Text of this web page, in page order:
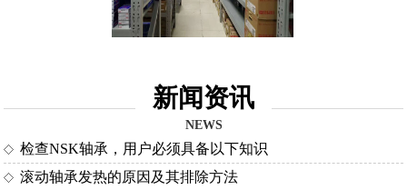
新闻资讯
NEWS
检查NSK轴承，用户必须具备以下知识
滚动轴承发热的原因及其排除方法